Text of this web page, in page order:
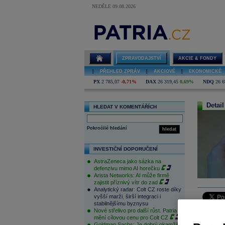
NEDĚLE 09.08.2026
ZPRAVODAJSTVÍ AKCIE & FONDY
PŘEHLED ZPRÁV AKCIOVÉ EKONOMICKÉ
PX 2 785,07 -0,71% DAX 26 319,45 0,69% NDQ 26
HLEDAT V KOMENTÁŘÍCH
hledat
Pokročilé hledání
INVESTIČNÍ DOPORUČENÍ
AstraZeneca jako sázka na
defenzivu mimo AI horečku
Arista Networks: AI může firmě
zajistit příznivý vítr do zad
Analytický radar: Colt CZ roste díky
vyšší marži, širší integraci i
stabilnějšímu byznysu
Nové střelivo pro další růst. Patria
mění cílovou cenu pro Colt CZ